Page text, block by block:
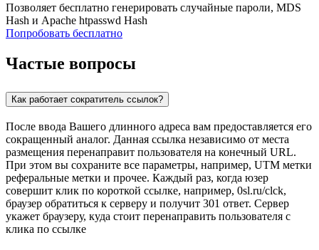
Позволяет бесплатно генерировать случайные пароли, MDS
Hash и Apache htpasswd Hash
Попробовать бесплатно
Частые вопросы
Как работает сократитель ссылок?
После ввода Вашего длинного адреса вам предоставляется его
сокращенный аналог. Данная ссылка независимо от места
размещения перенаправит пользователя на конечный URL.
При этом вы сохраните все параметры, например, UTM метки
реферальные метки и прочее. Каждый раз, когда юзер
совершит клик по короткой ссылке, например, 0sl.ru/clck,
браузер обратиться к серверу и получит 301 ответ. Сервер
укажет браузеру, куда стоит перенаправить пользователя с
клика по ссылке